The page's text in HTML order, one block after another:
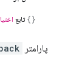
تابع
پارامتر